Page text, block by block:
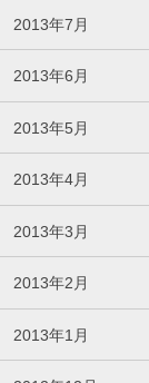
2013年7月
2013年6月
2013年5月
2013年4月
2013年3月
2013年2月
2013年1月